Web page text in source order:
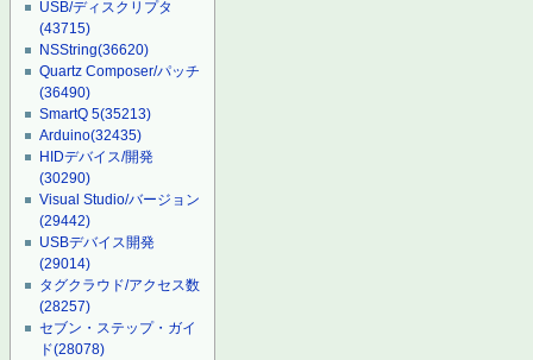
USB/ディスクリプタ
(43715)
NSString(36620)
Quartz Composer/パッチ
(36490)
SmartQ 5(35213)
Arduino(32435)
HIDデバイス/開発
(30290)
Visual Studio/バージョン
(29442)
USBデバイス開発
(29014)
タグクラウド/アクセス数
(28257)
セブン・ステップ・ガイ
ド(28078)